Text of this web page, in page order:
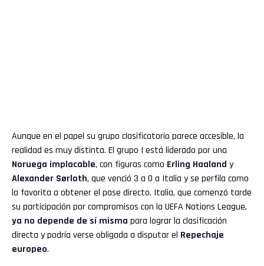
Aunque en el papel su grupo clasificatorio parece accesible, la
realidad es muy distinta. El grupo I está liderado por una
Noruega implacable, con figuras como Erling Haaland y
Alexander Sørloth, que venció 3 a 0 a Italia y se perfila como
la favorita a obtener el pase directo. Italia, que comenzó tarde
su participación por compromisos con la UEFA Nations League,
ya no depende de sí misma para lograr la clasificación
directa y podría verse obligada a disputar el Repechaje
europeo.